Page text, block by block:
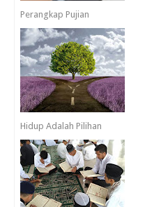
Perangkap Pujian
Hidup Adalah Pilihan